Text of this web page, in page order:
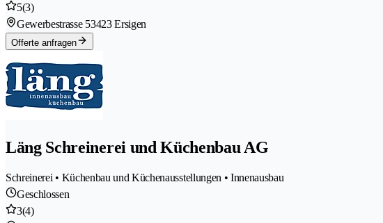
5(3)
Gewerbestrasse 53423 Ersigen
Offerte anfragen
Läng Schreinerei und Küchenbau AG
Schreinerei • Küchenbau und Küchenausstellungen • Innenausbau
Geschlossen
3(4)